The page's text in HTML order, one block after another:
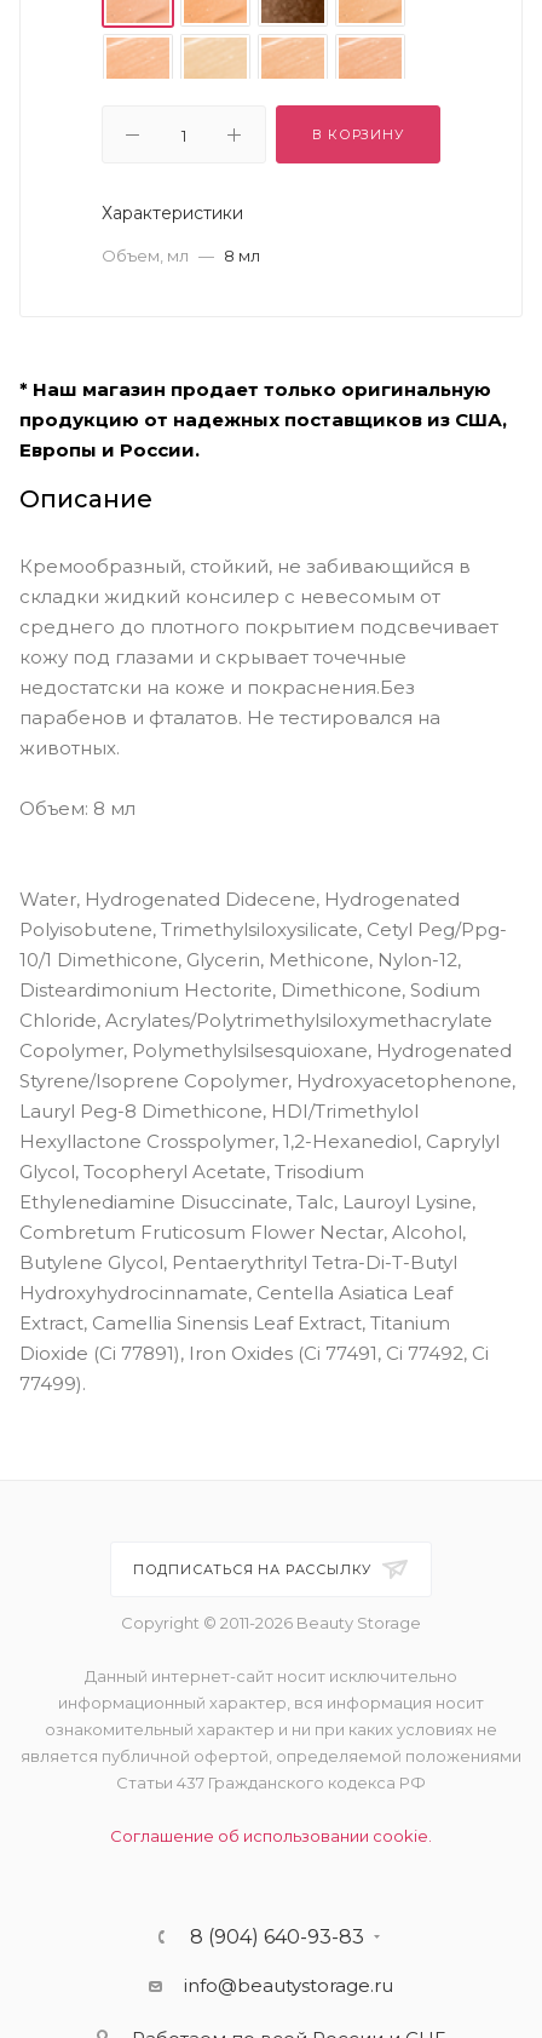
В КОРЗИНУ
Характеристики
Объем, мл — 8 мл
* Наш магазин продает только оригинальную
продукцию от надежных поставщиков из США,
Европы и России.
Описание
Кремообразный, стойкий, не забивающийся в
складки жидкий консилер с невесомым от
среднего до плотного покрытием подсвечивает
кожу под глазами и скрывает точечные
недостатски на коже и покраснения.Без
парабенов и фталатов. Не тестировался на
животных.
Объем: 8 мл
Water, Hydrogenated Didecene, Hydrogenated
Polyisobutene, Trimethylsiloxysilicate, Cetyl Peg/Ppg-
10/1 Dimethicone, Glycerin, Methicone, Nylon-12,
Disteardimonium Hectorite, Dimethicone, Sodium
Chloride, Acrylates/Polytrimethylsiloxymethacrylate
Copolymer, Polymethylsilsesquioxane, Hydrogenated
Styrene/Isoprene Copolymer, Hydroxyacetophenone,
Lauryl Peg-8 Dimethicone, HDI/Trimethylol
Hexyllactone Crosspolymer, 1,2-Hexanediol, Caprylyl
Glycol, Tocopheryl Acetate, Trisodium
Ethylenediamine Disuccinate, Talc, Lauroyl Lysine,
Combretum Fruticosum Flower Nectar, Alcohol,
Butylene Glycol, Pentaerythrityl Tetra-Di-T-Butyl
Hydroxyhydrocinnamate, Centella Asiatica Leaf
Extract, Camellia Sinensis Leaf Extract, Titanium
Dioxide (Ci 77891), Iron Oxides (Ci 77491, Ci 77492, Ci
77499).
ПОДПИСАТЬСЯ НА РАССЫЛКУ
Copyright © 2011-2026 Beauty Storage
Данный интернет-сайт носит исключительно
информационный характер, вся информация носит
ознакомительный характер и ни при каких условиях не
является публичной офертой, определяемой положениями
Статьи 437 Гражданского кодекса РФ
Соглашение об использовании cookie.
8 (904) 640-93-83
info@beautystorage.ru